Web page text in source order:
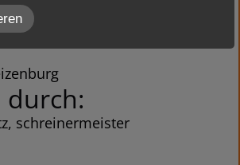
(DDG):
schreiner
schreinermeister